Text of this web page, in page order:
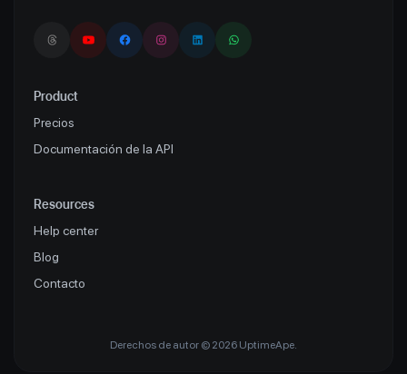
Product
Precios
Documentación de la API
Resources
Help center
Blog
Contacto
Derechos de autor © 2026 UptimeApe.